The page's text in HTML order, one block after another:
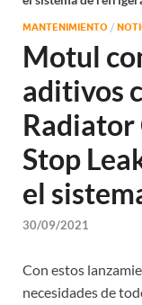
MANTENIMIENTO /
Motul
aditivos
Radiator
Stop
el
30/09/2021
Con estos
necesidades de